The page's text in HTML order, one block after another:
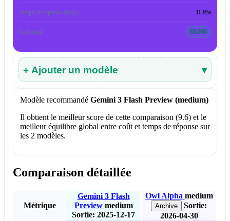
Temps de réponse (moy.) 11.95s
Coût total $0.000
+ Ajouter un modèle ▾
Modèle recommandé Gemini 3 Flash Preview (medium)
Il obtient le meilleur score de cette comparaison (9.6) et le
meilleur équilibre global entre coût et temps de réponse sur
les 2 modèles.
Comparaison détaillée
Métrique
Gemini 3 Flash
Preview medium
Sortie: 2025-12-17
Owl Alpha medium
Archive
Sortie:
2026-04-30